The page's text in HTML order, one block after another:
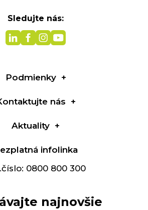
Sledujte nás:
Podmienky
nás
Aktuality
infolinka
0800 800 300
najnovšie